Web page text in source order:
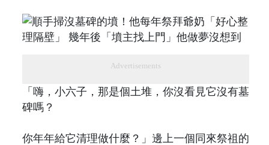
Advertisements
「嗨，小六子，那是個土堆，你沒看見它沒有墓
碑嗎？
你年年給它清理做什麼？」邊上一個同來祭祖的